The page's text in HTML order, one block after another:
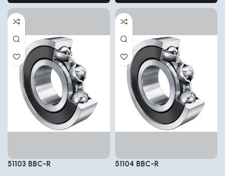
51103 BBC-R 51104 BBC-R